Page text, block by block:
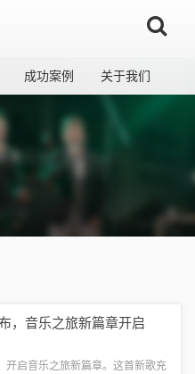
成功案例 关于我们
，音乐之旅新篇章开启
开启音乐之旅新篇章。这首新歌充